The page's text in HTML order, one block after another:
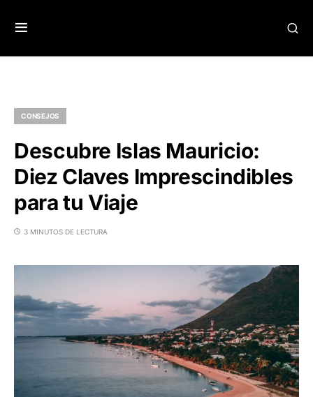
CONSEJOS
Descubre Islas Mauricio:
Diez Claves Imprescindibles
para tu Viaje
3 MINUTOS DE LECTURA